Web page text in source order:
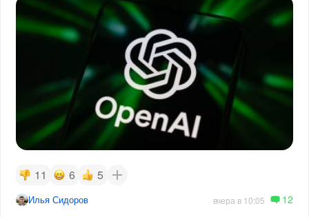
11 6 5
Илья Сидоров вчера в 10:05 12